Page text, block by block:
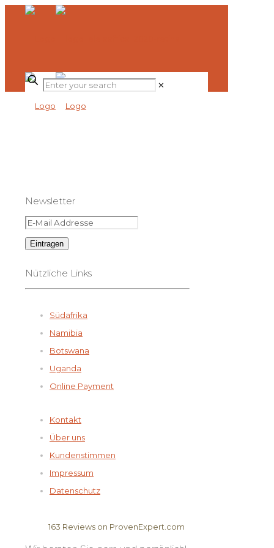
✕
Newsletter
Nützliche Links
Südafrika
Namibia
Botswana
Uganda
Online Payment
Kontakt
Über uns
Kundenstimmen
Impressum
Datenschutz
163 Reviews on ProvenExpert.com